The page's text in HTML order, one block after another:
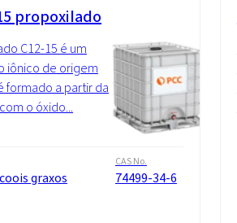
propoxilado
C12-15 é um
iônico de origem
formado a partir da
o óxido...
graxos
CAS No.
74499-34-6